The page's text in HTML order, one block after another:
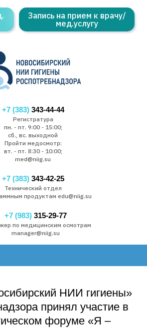
Запись на прием к врачу/
мед.услугу
+7 (383)343-44-44
Регистратура
пн. - пт. 9:00 - 15:00;
сб., вс. выходной
Пройти медосмотр:
вт. - пт. 8:30 - 10:00;
med@niig.su
+7 (383)343-42-25
Технический отдел
продуктам edu@niig.su
+7 (983)315-29-77
по медицинским осмотрам
manager@niig.su
НИИ гигиены»
принял участие в
форуме «Я –